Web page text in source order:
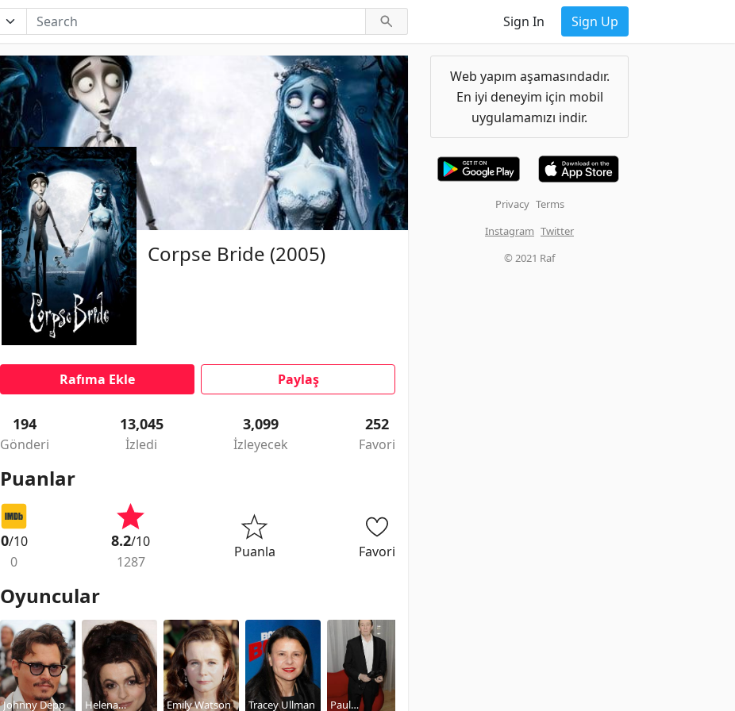
Sign In Sign Up
Corpse Bride (2005)
Rafıma Ekle Paylaş
194
Gönderi
13,045
İzledi
3,099
İzleyecek
252
Favori
Puanlar
0/10
0
8.2/10
1287
Puanla Favori
Oyuncular
Johnny Depp
Helena
Emily Watson
Tracey Ullman
Paul
Web yapım aşamasındadır.
En iyi deneyim için mobil
uygulamamızı indir.
Privacy Terms
Instagram Twitter
© 2021 Raf